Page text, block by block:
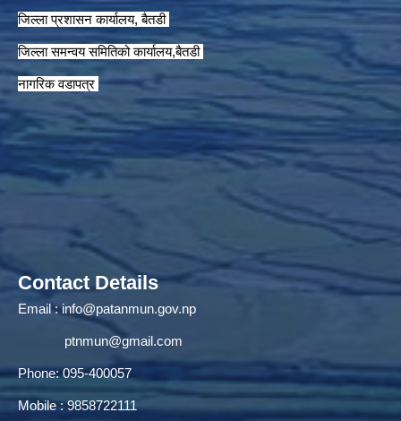
जिल्ला प्रशासन कार्यालय, बैतडी
जिल्ला समन्वय समितिको कार्यालय,बैतडी
नागरिक वडापत्र
Contact Details
Email :info@patanmun.gov.np
ptnmun@gmail.com
Phone: 095-400057
Mobile : 9858722111